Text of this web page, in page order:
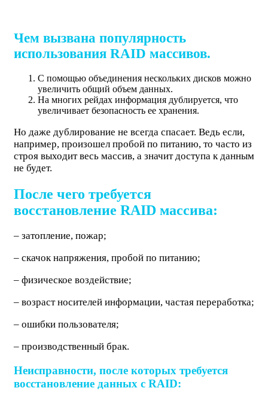
Чем вызвана популярность
использования RAID массивов.
С помощью объединения нескольких дисков можно
увеличить общий объем данных.
На многих рейдах информация дублируется, что
увеличивает безопасность ее хранения.
Но даже дублирование не всегда спасает. Ведь если,
например, произошел пробой по питанию, то часто из
строя выходит весь массив, а значит доступа к данным
не будет.
После чего требуется
восстановление RAID массива:
– затопление, пожар;
– скачок напряжения, пробой по питанию;
– физическое воздействие;
– возраст носителей информации, частая переработка;
– ошибки пользователя;
– производственный брак.
Неисправности, после которых требуется
восстановление данных с RAID: